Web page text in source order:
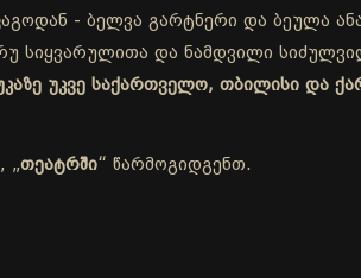
- ბელვა გარტნერი და ბეულა
სიყვარულითა და ნამდვილი
უკვე საქართველო, თბილისი და
„თეატრში“ წარმოგიდგენთ.